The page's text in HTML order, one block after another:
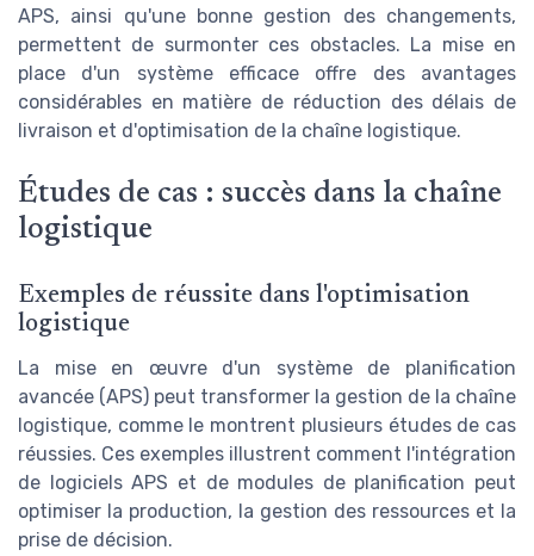
APS, ainsi qu'une bonne gestion des changements,
permettent de surmonter ces obstacles. La mise en
place d'un système efficace offre des avantages
considérables en matière de réduction des délais de
livraison et d'optimisation de la chaîne logistique.
Études de cas : succès dans la chaîne
logistique
Exemples de réussite dans l'optimisation
logistique
La mise en œuvre d'un système de planification
avancée (APS) peut transformer la gestion de la chaîne
logistique, comme le montrent plusieurs études de cas
réussies. Ces exemples illustrent comment l'intégration
de logiciels APS et de modules de planification peut
optimiser la production, la gestion des ressources et la
prise de décision.